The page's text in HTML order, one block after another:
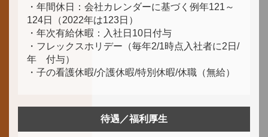
・年間休日：会社カレンダーに基づく例年121～
124日（2022年は123日）
・年次有給休暇：入社日10日付与
・フレックスホリデー（毎年2/1時点入社者に2日/
年 付与）
・子の看護休暇/介護休暇/特別休暇/休職（無給）
待遇／福利厚生